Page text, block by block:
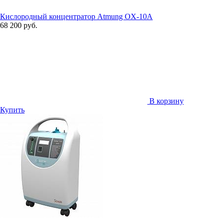
Кислородный концентратор Atmung OX-10A
68 200 руб.
В корзину
Купить